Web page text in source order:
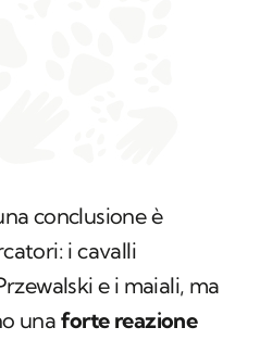
conclusione è
i cavalli
e i maiali, ma
unaforte reazione